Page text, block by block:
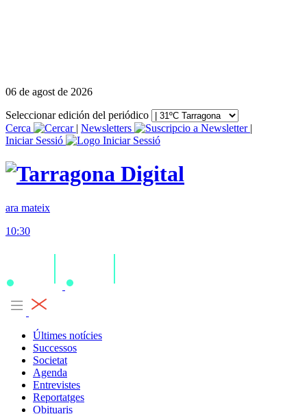
06 de agost de 2026
Seleccionar edición del periódico
Cerca
| Newsletters
|
Iniciar Sessió
ara mateix
10:30
Últimes notícies
Successos
Societat
Agenda
Entrevistes
Reportatges
Obituaris